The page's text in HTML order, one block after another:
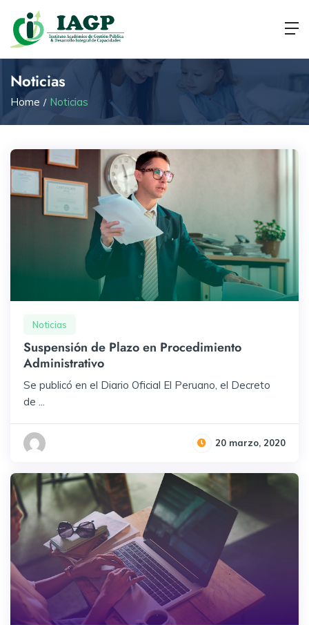
Noticias
Home Noticias
Noticias
Suspensión de Plazo en Procedimiento
Administrativo
Se publicó en el Diario Oficial El Peruano, el Decreto
de ...
20 marzo, 2020